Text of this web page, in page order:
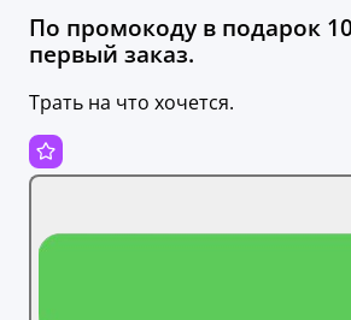
По промокоду в подарок
первый заказ.
Трать на что хочется.